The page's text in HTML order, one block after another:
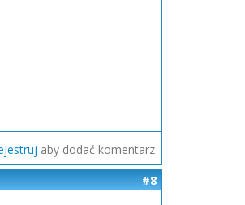
aby dodać komentarz
#8